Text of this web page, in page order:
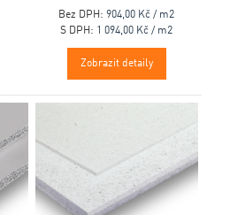
Bez DPH: 904,00 Kč / m2
S DPH: 1 094,00 Kč / m2
Zobrazit detaily